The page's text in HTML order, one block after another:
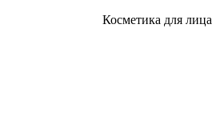
Косметика для лица